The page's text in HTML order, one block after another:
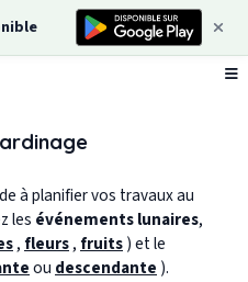
à planifier vos travaux au
les événements lunaires,
, fleurs, fruits) et le
ou descendante ).